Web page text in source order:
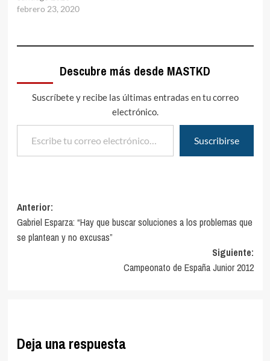
febrero 23, 2020
Descubre más desde MASTKD
Suscríbete y recibe las últimas entradas en tu correo
electrónico.
Escribe tu correo electrónico…
Suscribirse
Navegación
de
entradas
Anterior:
Gabriel Esparza: “Hay que buscar soluciones a los problemas que
se plantean y no excusas”
Siguiente:
Campeonato de España Junior 2012
Deja una respuesta